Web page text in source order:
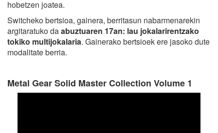
hobetzen joatea.
Switcheko bertsioa, gainera, berritasun nabarmenarekin
argitaratuko daabuztuaren 17an: lau jokalarirentzako
tokiko multijokalaria. Gainerako bertsioek ere jasoko dute
modalitate berria.
Metal Gear Solid Master Collection Volume 1